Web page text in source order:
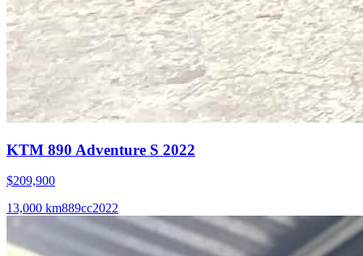
KTM 890 Adventure S 2022
$209,900
13,000 km889cc2022